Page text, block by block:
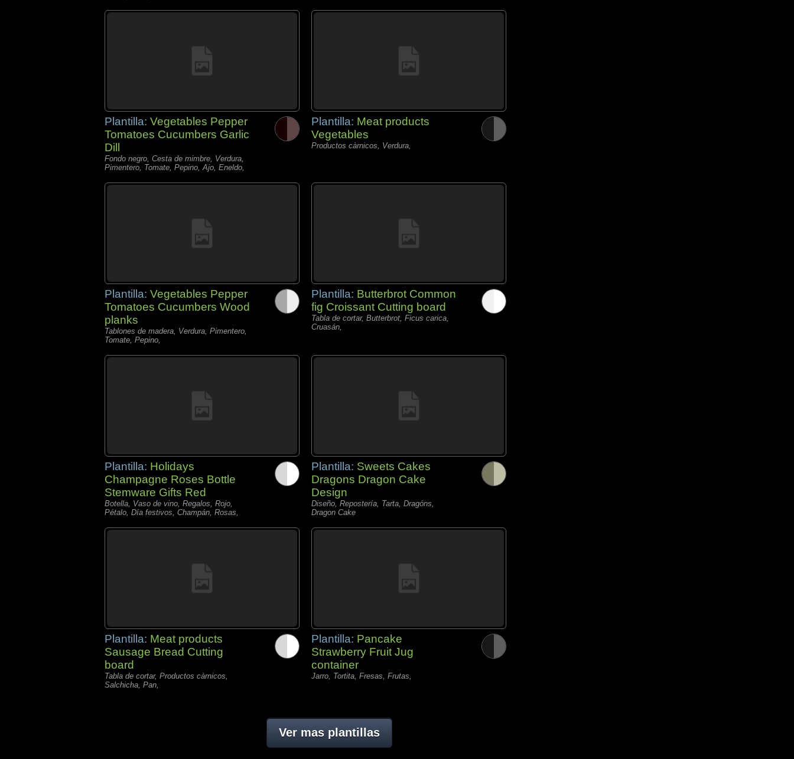
Plantilla: Vegetables Pepper
Tomatoes Cucumbers Garlic
Dill
Fondo negro, Cesta de mimbre, Verdura,
Pimentero, Tomate, Pepino, Ajo, Eneldo,
Plantilla: Meat products
Vegetables
Productos càrnicos, Verdura,
Plantilla: Vegetables Pepper
Tomatoes Cucumbers Wood
planks
Tablones de madera, Verdura, Pimentero,
Tomate, Pepino,
Plantilla: Butterbrot Common
fig Croissant Cutting board
Tabla de cortar, Butterbrot, Ficus carica,
Cruasán,
Plantilla: Holidays
Champagne Roses Bottle
Stemware Gifts Red
Botella, Vaso de vino, Regalos, Rojo,
Pétalo, Día festivos, Champán, Rosas,
Plantilla: Sweets Cakes
Dragons Dragon Cake
Design
Diseño, Repostería, Tarta, Dragóns,
Dragon Cake
Plantilla: Meat products
Sausage Bread Cutting
board
Tabla de cortar, Productos càrnicos,
Salchicha, Pan,
Plantilla: Pancake
Strawberry Fruit Jug
container
Jarro, Tortita, Fresas, Frutas,
Ver mas plantillas